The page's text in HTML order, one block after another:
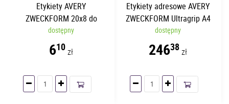
Etykiety AVERY
ZWECKFORM 20x8 do
opisywania ręcznego | 234
etykiety/opakowanie
dostępny
610zł
Etykiety adresowe AVERY
ZWECKFORM Ultragrip A4
63.5x38.1 | 21 etykiet/str. |
100 arkuszy
dostępny
24638zł